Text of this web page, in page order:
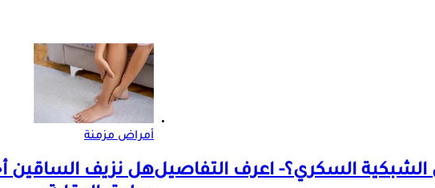
السكري؟- اعرف التفاصيل
أمراض مزمنة
هل نزيف